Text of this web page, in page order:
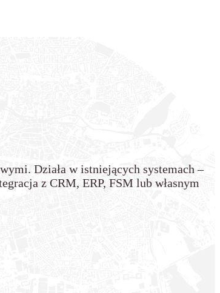
Działa w istniejących systemach –
z CRM, ERP, FSM lub własnym